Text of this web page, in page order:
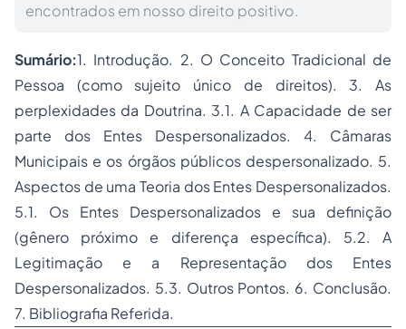
encontrados em nosso direito positivo.
Sumário:1. Introdução. 2. O Conceito Tradicional de
Pessoa (como sujeito único de direitos). 3. As
perplexidades da Doutrina. 3.1. A Capacidade de ser
parte dos Entes Despersonalizados. 4. Câmaras
Municipais e os órgãos públicos despersonalizado. 5.
Aspectos de uma Teoria dos Entes Despersonalizados.
5.1. Os Entes Despersonalizados e sua definição
(gênero próximo e diferença específica). 5.2. A
Legitimação e a Representação dos Entes
Despersonalizados. 5.3. Outros Pontos. 6. Conclusão.
7. Bibliografia Referida.